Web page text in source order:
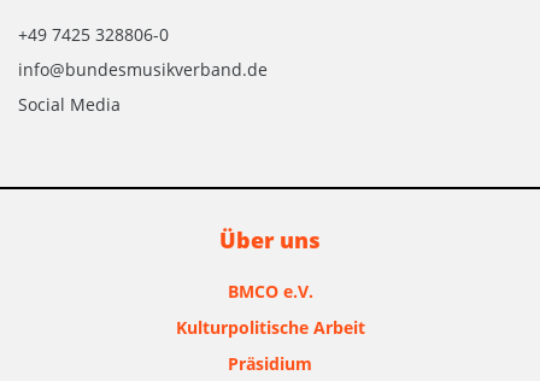
+49 7425 328806-0
info@bundesmusikverband.de
Social Media
Über uns
BMCO e.V.
Kulturpolitische Arbeit
Präsidium